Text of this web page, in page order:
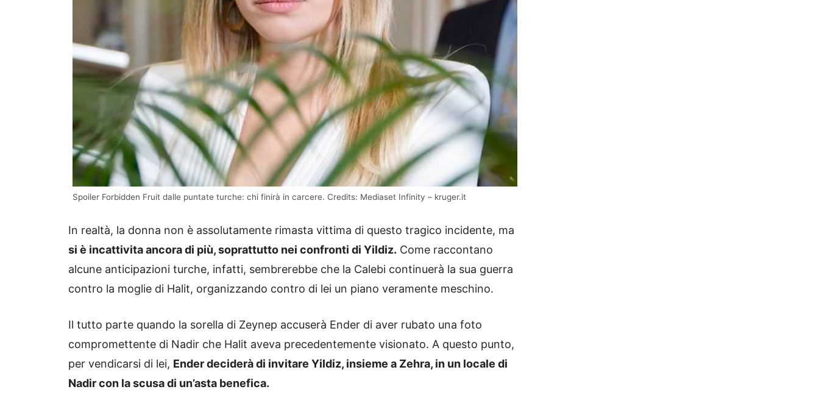
Spoiler Forbidden Fruit dalle puntate turche: chi finirà in carcere. Credits: Mediaset Infinity – kruger.it
In realtà, la donna non è assolutamente rimasta vittima di questo tragico incidente, ma
si è incattivita ancora di più, soprattutto nei confronti di Yildiz. Come raccontano
alcune anticipazioni turche, infatti, sembrerebbe che la Calebi continuerà la sua guerra
contro la moglie di Halit, organizzando contro di lei un piano veramente meschino.
Il tutto parte quando la sorella di Zeynep accuserà Ender di aver rubato una foto
compromettente di Nadir che Halit aveva precedentemente visionato. A questo punto,
per vendicarsi di lei, Ender deciderà di invitare Yildiz, insieme a Zehra, in un locale di
Nadir con la scusa di un’asta benefica.